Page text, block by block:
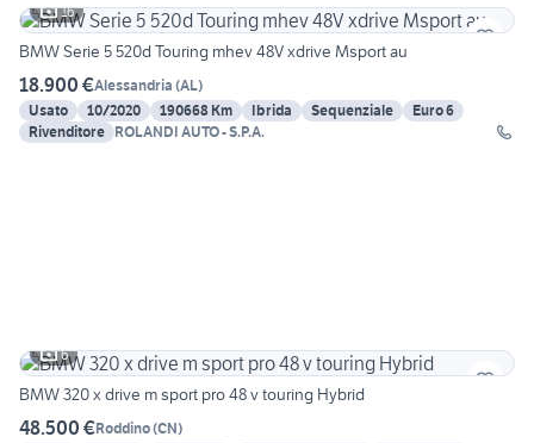
16
BMW Serie 5 520d Touring mhev 48V xdrive Msport au
18.900 €Alessandria (AL)
Usato
10/2020 190668 Km Ibrida Sequenziale
Euro 6
Rivenditore ROLANDI AUTO - S.P.A.
6
BMW 320 x drive m sport pro 48 v touring Hybrid
48.500 €Roddino(CN)